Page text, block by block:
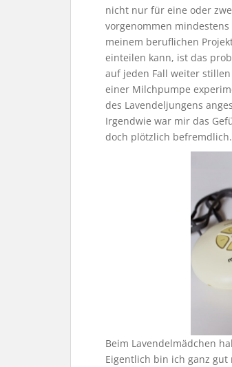
nicht nur für eine oder
vorgenommen
meinem beruflichen
einteilen kann, ist das
auf jeden Fall weiter
einer Milchpumpe
des Lavendeljungens
Irgendwie war mir das
doch plötzlich befremdlich.
Beim Lavendelmädchen
Eigentlich bin ich ganz